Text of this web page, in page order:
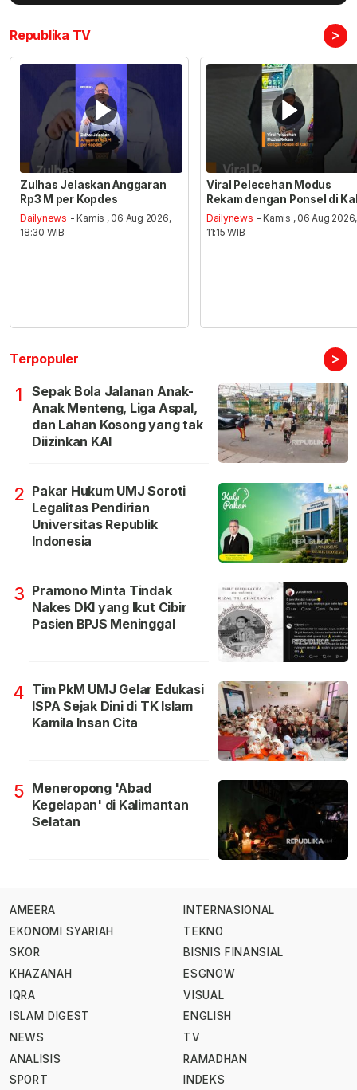
Republika TV >
Zulhas Jelaskan Anggaran
Rp3 M per Kopdes
Dailynews - Kamis , 06 Aug 2026,
18:30 WIB
Viral Pelecehan Modus
Rekam dengan Ponsel di
Dailynews - Kamis , 06 Aug 2026,
11:15 WIB
Terpopuler >
1
Sepak Bola Jalanan Anak-
Anak Menteng, Liga Aspal,
dan Lahan Kosong yang tak
Diizinkan KAI
2 Pakar Hukum UMJ Soroti
Legalitas Pendirian
Universitas Republik
Indonesia
3 Pramono Minta Tindak
Nakes DKI yang Ikut Cibir
Pasien BPJS Meninggal
4 Tim PkM UMJ Gelar Edukasi
ISPA Sejak Dini di TK Islam
Kamila Insan Cita
5 Meneropong 'Abad
Kegelapan' di Kalimantan
Selatan
AMEERA
EKONOMI SYARIAH
SKOR
KHAZANAH
IQRA
ISLAM DIGEST
NEWS
ANALISIS
SPORT
INTERNASIONAL
TEKNO
BISNIS FINANSIAL
ESGNOW
VISUAL
ENGLISH
TV
RAMADHAN
INDEKS